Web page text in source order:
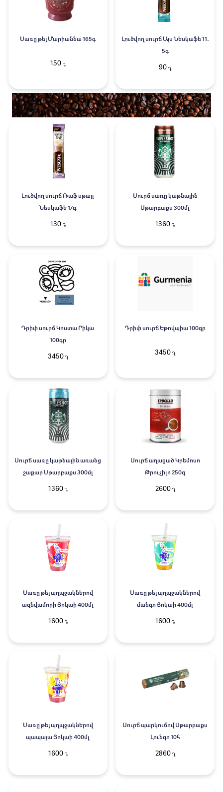
Սառը թեյ Մարիաննա 165գ
150֏
Լուծվող սուրճ Այս Նեսկաֆե 11․
5գ
90 ֏
Լուծվող սուրճ Ռաֆ սթայլ
Նեսկաֆե 17գ
130֏
Սուրճ սառը կաթնային
Սթարբաքս 300մլ
1360 ֏
Դրիփ սուրճ Կոստա Րիկա
100գր
3450֏
Դրիփ սուրճ Եթովպիա 100գր
3450 ֏
Սուրճ սառը կաթնային առանց
շաքար Սթարբաքս 300մլ
1360֏
Սուրճ աղացած Կրեմոսո
Թրուչիլո 250գ
2600֏
Սառը թեյ պղպջակներով
ազնվամորի Յոկաի 400մլ
1600֏
Սառը թեյ պղպջակներով
մանգո Յոկաի 400մլ
1600 ֏
Սառը թեյ պղպջակներով
պապայա Յոկաի 400մլ
1600֏
Սուրճ պարկուճով Սթարբաքս
Լունգո 10հ
2860֏